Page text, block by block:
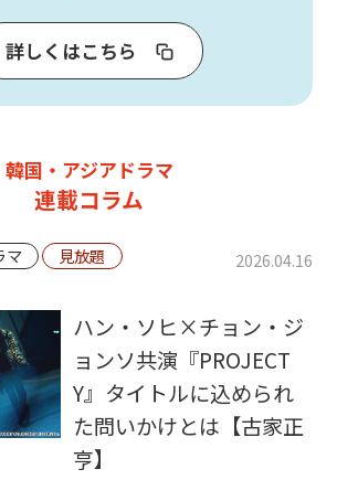
詳しくはこちら
韓国・アジアドラマ
連載コラム
マ
見放題
2026.04.16
ハン・ソヒ×チョン・ジ
ョンソ共演『PROJECT
Y』タイトルに込められ
た問いかけとは【古家正
亨】